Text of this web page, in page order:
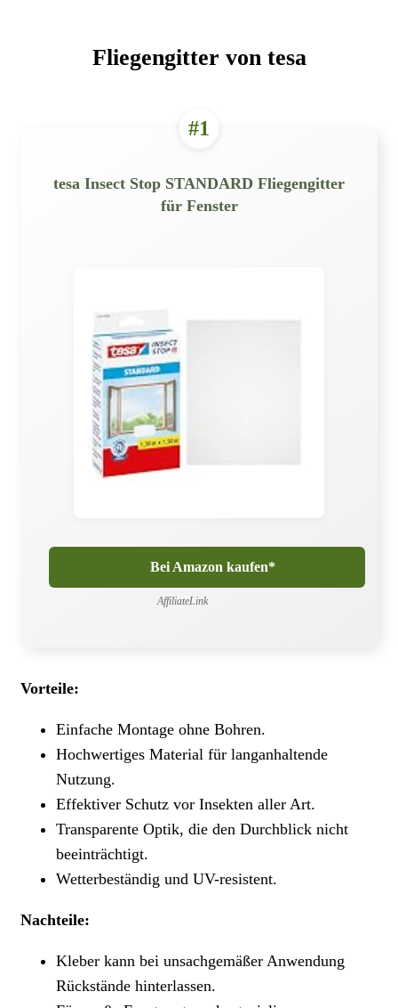
Fliegengitter von tesa
#1
tesa Insect Stop STANDARD Fliegengitter
für Fenster
Bei Amazon kaufen*
AffiliateLink
Vorteile:
Einfache Montage ohne Bohren.
Hochwertiges Material für langanhaltende
Nutzung.
Effektiver Schutz vor Insekten aller Art.
Transparente Optik, die den Durchblick nicht
beeinträchtigt.
Wetterbeständig und UV-resistent.
Nachteile:
Kleber kann bei unsachgemäßer Anwendung
Rückstände hinterlassen.